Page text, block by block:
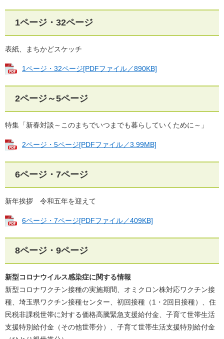
1ページ・32ページ
表紙、まちかどスケッチ
1ページ・32ページ[PDFファイル／890KB]
2ページ～5ページ
特集「新春対談～このまちでいつまでも暮らしていくために～」
2ページ・5ページ[PDFファイル／3.99MB]
6ページ・7ページ
新年挨拶 令和五年を迎えて
6ページ・7ページ[PDFファイル／409KB]
8ページ・9ページ
新型コロナウイルス感染症に関する情報
新型コロナワクチン接種の実施期間、オミクロン株対応ワクチン接
種、埼玉県ワクチン接種センター、初回接種（1・2回目接種）、住
民税非課税世帯に対する価格高騰緊急支援給付金、子育て世帯生活
支援特別給付金（その他世帯分）、子育て世帯生活支援特別給付金